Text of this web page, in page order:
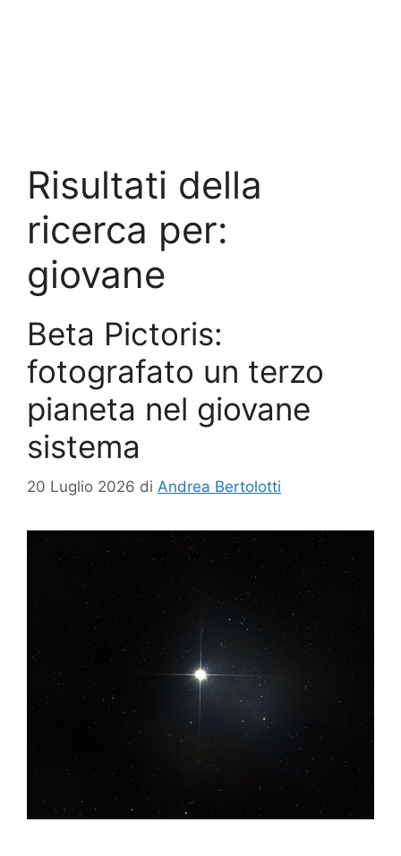
Risultati della
ricerca per:
giovane
Beta Pictoris:
fotografato un terzo
pianeta nel giovane
sistema
20 Luglio 2026 di Andrea Bertolotti